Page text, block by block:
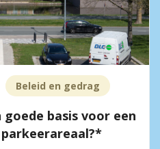
Beleid en gedrag
basis voor een